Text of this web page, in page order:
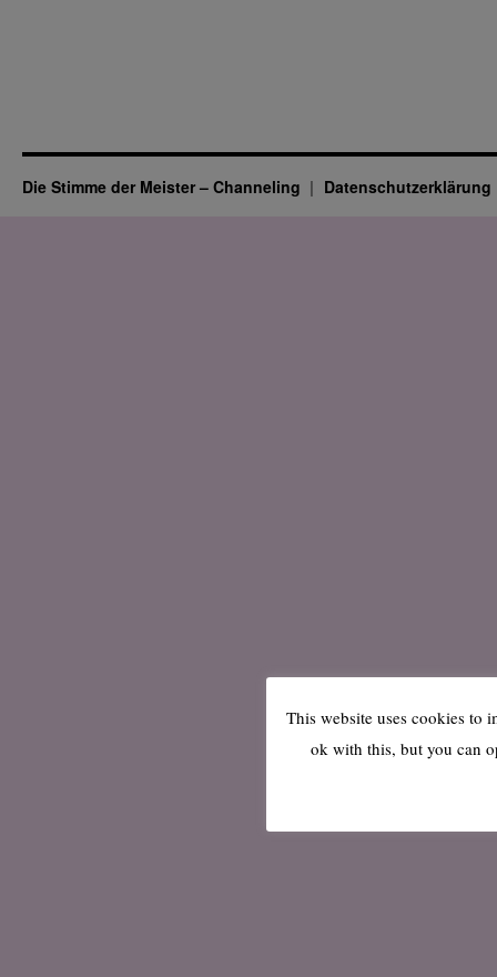
Die Stimme der Meister – Channeling Datenschutz­erklärung
This website uses cookies to
ok with this, but you can